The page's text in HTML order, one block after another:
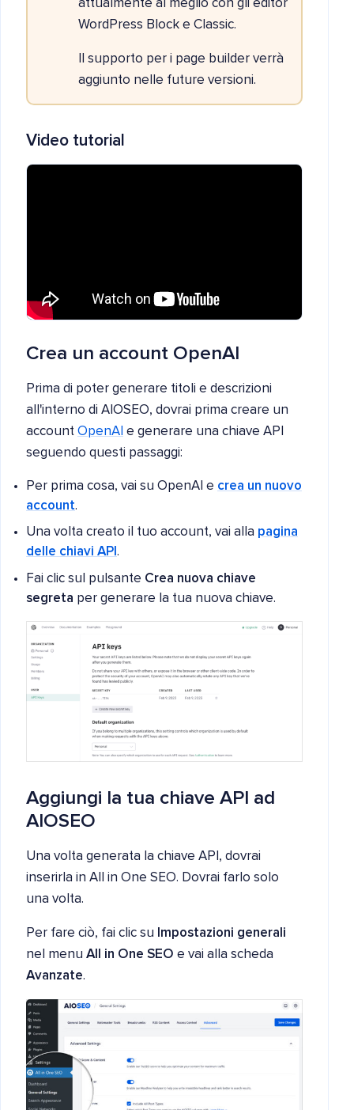
attualmente al meglio con gli editor
WordPress Block e Classic.
Il supporto per i page builder verrà
aggiunto nelle future versioni.
Video tutorial
Crea un account OpenAI
Prima di poter generare titoli e descrizioni
all'interno di AIOSEO, dovrai prima creare un
account OpenAI e generare una chiave API
seguendo questi passaggi:
Per prima cosa, vai su OpenAI e crea un nuovo
account.
Una volta creato il tuo account, vai alla pagina
delle chiavi API .
Fai clic sul pulsante Crea nuova chiave
segreta per generare la tua nuova chiave.
Aggiungi la tua chiave API ad
AIOSEO
Una volta generata la chiave API, dovrai
inserirla in All in One SEO. Dovrai farlo solo
una volta.
Per fare ciò, fai clic su Impostazioni generali
nel menu All in One SEO e vai alla scheda
Avanzate.